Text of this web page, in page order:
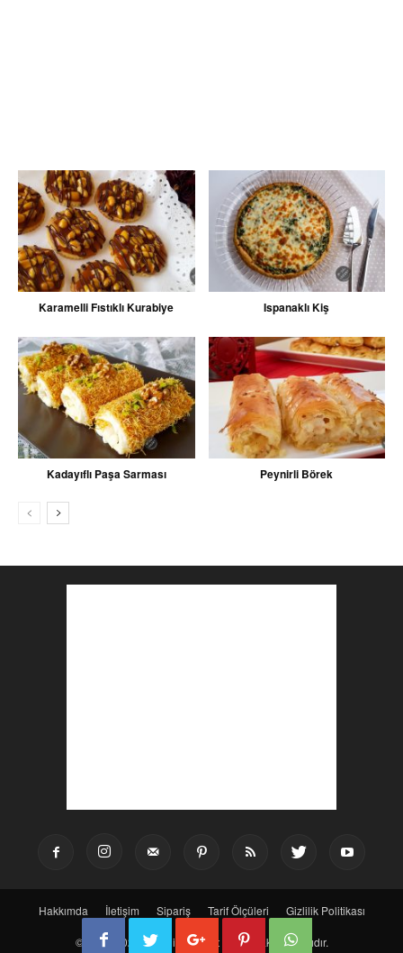
Karamelli Fıstıklı Kurabiye Ispanaklı Kiş
Kadayıflı Paşa Sarması Peynirli Börek
Hakkımda İletişim Sipariş Tarif Ölçüleri Gizlilik Politikası
© 2016-2025 Bir Dilim Lezzet - Tüm Hakları Saklıdır.